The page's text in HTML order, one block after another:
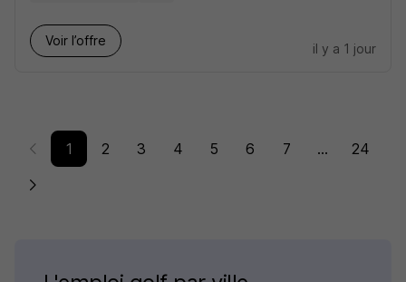
Voir l’offre
il y a 1 jour
1 2 3 4 5 6 7 ... 24